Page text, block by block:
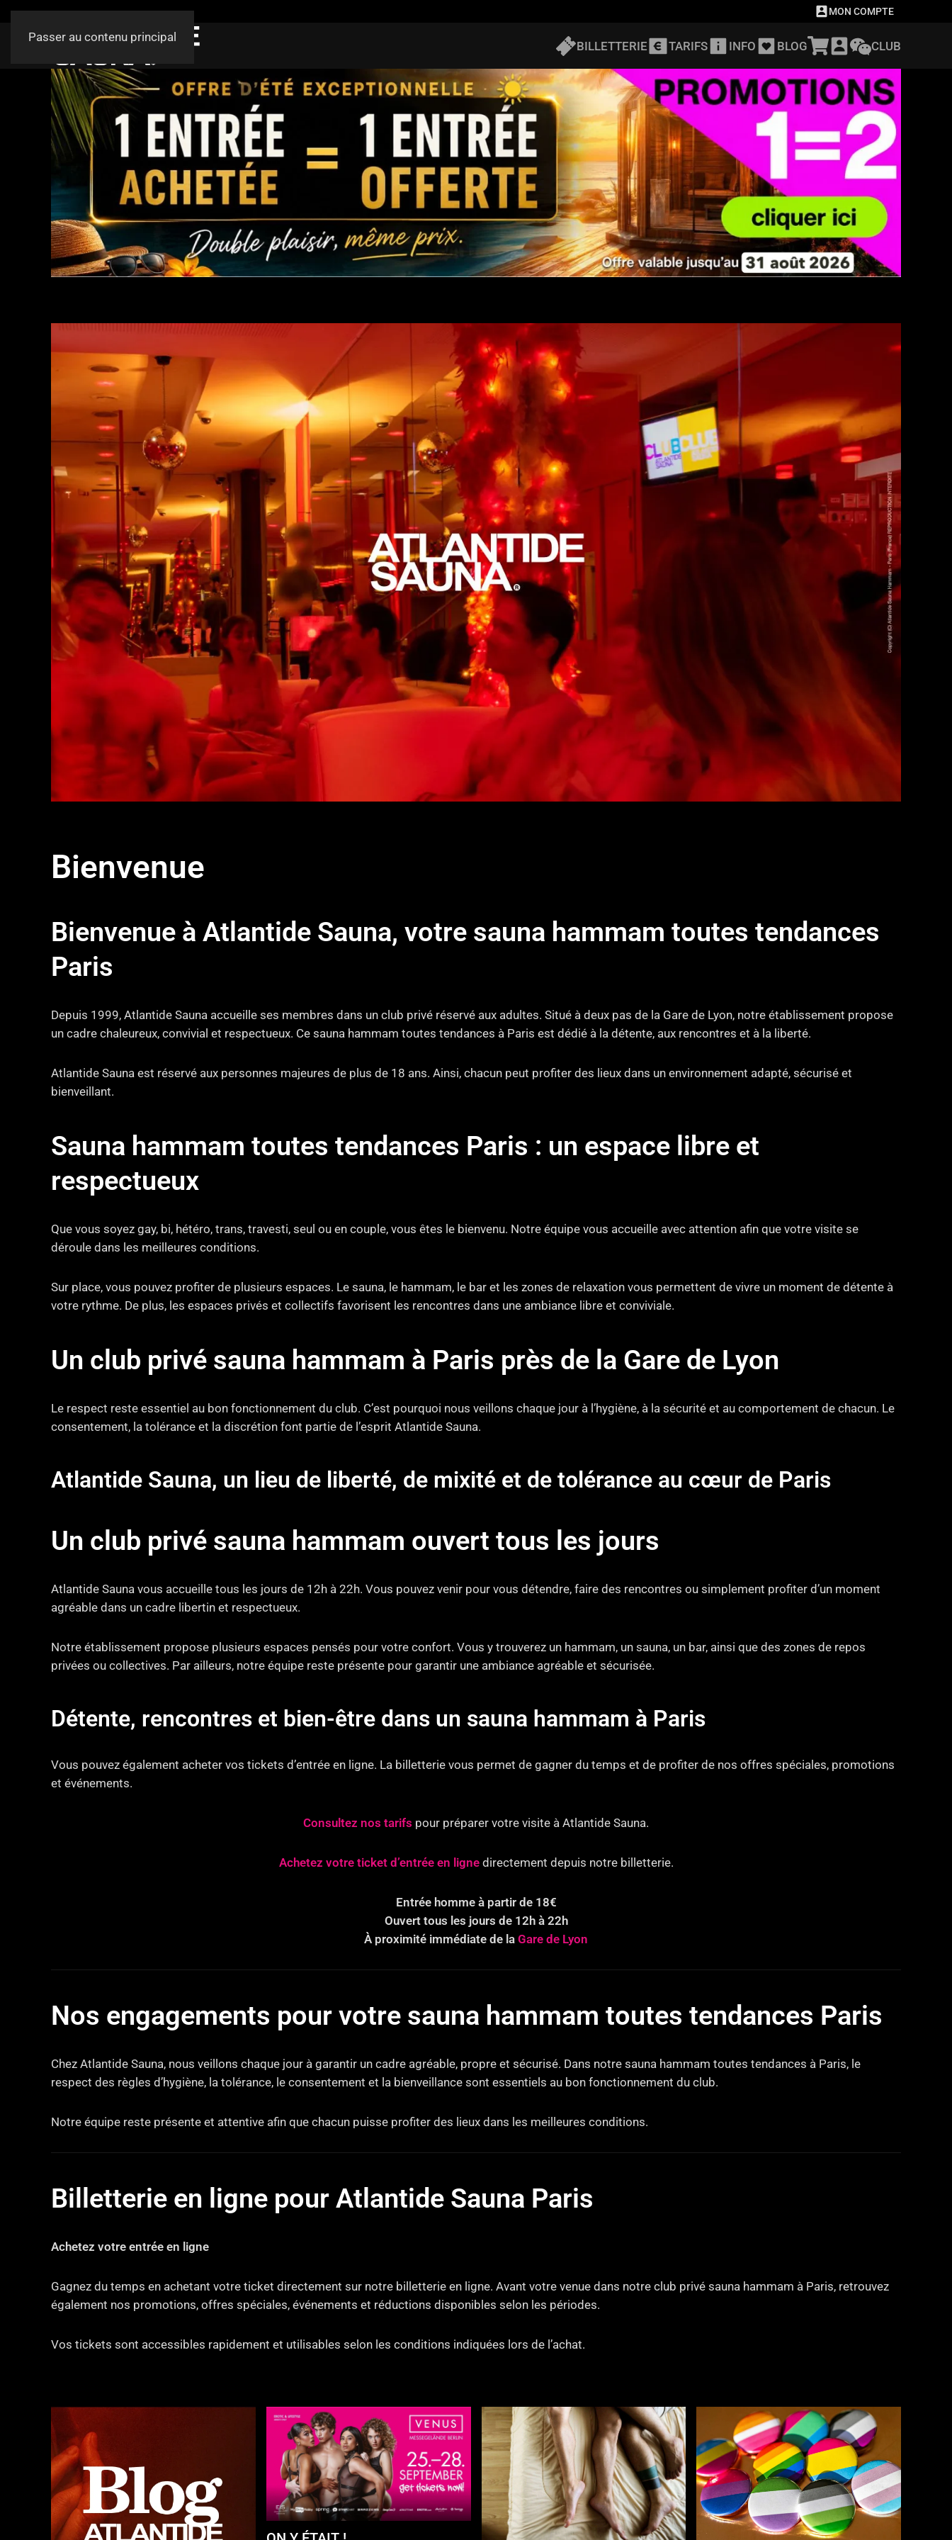
Passer au contenu principal
MON COMPTE
BILLETTERIE TARIFS INFO BLOG CLUB
Bienvenue
Bienvenue à Atlantide Sauna, votre sauna hammam toutes tendances
Paris
Depuis 1999, Atlantide Sauna accueille ses membres dans un club privé réservé aux adultes. Situé à deux pas de la Gare de Lyon, notre établissement propose
un cadre chaleureux, convivial et respectueux. Ce sauna hammam toutes tendances à Paris est dédié à la détente, aux rencontres et à la liberté.
Atlantide Sauna est réservé aux personnes majeures de plus de 18 ans. Ainsi, chacun peut profiter des lieux dans un environnement adapté, sécurisé et
bienveillant.
Sauna hammam toutes tendances Paris : un espace libre et
respectueux
Que vous soyez gay, bi, hétéro, trans, travesti, seul ou en couple, vous êtes le bienvenu. Notre équipe vous accueille avec attention afin que votre visite se
déroule dans les meilleures conditions.
Sur place, vous pouvez profiter de plusieurs espaces. Le sauna, le hammam, le bar et les zones de relaxation vous permettent de vivre un moment de détente à
votre rythme. De plus, les espaces privés et collectifs favorisent les rencontres dans une ambiance libre et conviviale.
Un club privé sauna hammam à Paris près de la Gare de Lyon
Le respect reste essentiel au bon fonctionnement du club. C’est pourquoi nous veillons chaque jour à l’hygiène, à la sécurité et au comportement de chacun. Le
consentement, la tolérance et la discrétion font partie de l’esprit Atlantide Sauna.
Atlantide Sauna, un lieu de liberté, de mixité et de tolérance au cœur de Paris
Un club privé sauna hammam ouvert tous les jours
Atlantide Sauna vous accueille tous les jours de 12h à 22h. Vous pouvez venir pour vous détendre, faire des rencontres ou simplement profiter d’un moment
agréable dans un cadre libertin et respectueux.
Notre établissement propose plusieurs espaces pensés pour votre confort. Vous y trouverez un hammam, un sauna, un bar, ainsi que des zones de repos
privées ou collectives. Par ailleurs, notre équipe reste présente pour garantir une ambiance agréable et sécurisée.
Détente, rencontres et bien-être dans un sauna hammam à Paris
Vous pouvez également acheter vos tickets d’entrée en ligne. La billetterie vous permet de gagner du temps et de profiter de nos offres spéciales, promotions
et événements.
Consultez nos tarifs pour préparer votre visite à Atlantide Sauna.
Achetez votre ticket d’entrée en lignedirectement depuis notre billetterie.
Entrée homme à partir de 18€
Ouvert tous les jours de 12h à 22h
À proximité immédiate de la Gare de Lyon
Nos engagements pour votre sauna hammam toutes tendances Paris
Chez Atlantide Sauna, nous veillons chaque jour à garantir un cadre agréable, propre et sécurisé. Dans notre sauna hammam toutes tendances à Paris, le
respect des règles d’hygiène, la tolérance, le consentement et la bienveillance sont essentiels au bon fonctionnement du club.
Notre équipe reste présente et attentive afin que chacun puisse profiter des lieux dans les meilleures conditions.
Billetterie en ligne pour Atlantide Sauna Paris
Achetez votre entrée en ligne
Gagnez du temps en achetant votre ticket directement sur notre billetterie en ligne. Avant votre venue dans notre club privé sauna hammam à Paris, retrouvez
également nos promotions, offres spéciales, événements et réductions disponibles selon les périodes.
Vos tickets sont accessibles rapidement et utilisables selon les conditions indiquées lors de l’achat.